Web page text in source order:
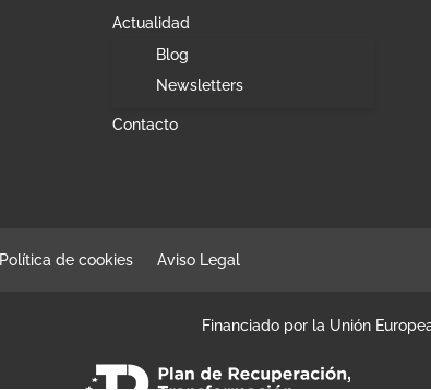
Actualidad
Blog
Newsletters
Contacto
Política de cookies Aviso Legal
Financiado por la Unión